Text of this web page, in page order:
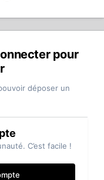
pour
déposer un
C’est facile !